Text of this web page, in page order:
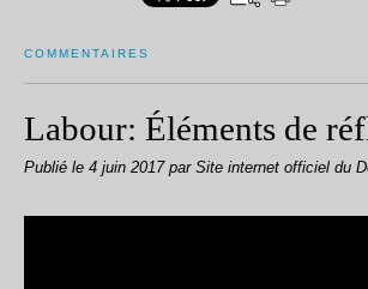
COMMENTAIRES
Labour: Éléments de
Publié le 4 juin 2017 par Site internet officiel du